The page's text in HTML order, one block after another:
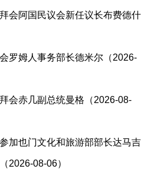
会阿国民议会新任议长布费德什
罗姆人事务部长德米尔（2026-
会赤几副总统曼格（2026-08-
加也门文化和旅游部部长达马吉
2026-08-06）